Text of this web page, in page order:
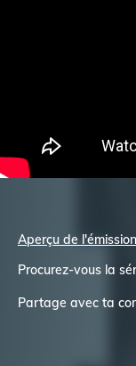
Aperçu de l'émission
Procurez-vous la
Partage avec ta